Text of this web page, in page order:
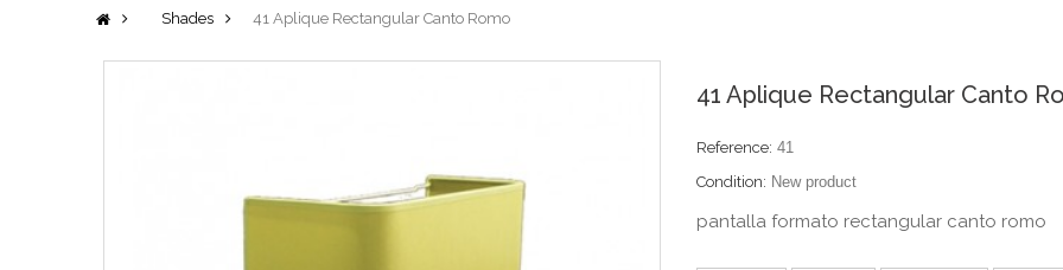
Shades 41 Aplique Rectangular Canto Romo
41 Aplique Rectangular Canto
Reference: 41
Condition: New product
pantalla formato rectangular canto romo